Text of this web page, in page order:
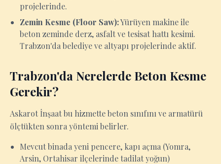
projelerinde.
Zemin Kesme (Floor Saw):Yürüyen makine ile
beton zeminde derz, asfalt ve tesisat hattı kesimi.
Trabzon'da belediye ve altyapı projelerinde aktif.
Trabzon'da Nerelerde Beton Kesme
Gerekir?
Askarot İnşaat bu hizmette beton sınıfını ve armatürü
ölçtükten sonra yöntemi belirler.
Mevcut binada yeni pencere, kapı açma (Yomra,
Arsin, Ortahisar ilçelerinde tadilat yoğun)